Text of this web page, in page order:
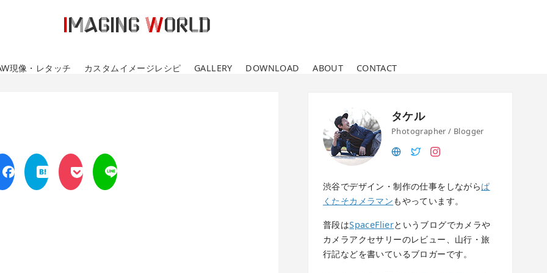
現像・レタッチ カスタムイメージレシピ GALLERY DOWNLOAD ABOUT CONTACT
タケル
Photographer / Blogger
渋谷でデザイン・制作の仕事をしながらぱ
くたそカメラマンもやっています。
普段はSpaceFlierというブログでカメラや
カメラアクセサリーのレビュー、山行・旅
行記などを書いているブロガーです。